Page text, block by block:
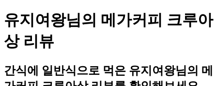
유지여왕님의 메가커피 크루아
상 리뷰
간식에 일반식으로 먹은 유지여왕님의 메